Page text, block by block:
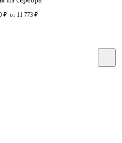
₽ от 11 773 ₽